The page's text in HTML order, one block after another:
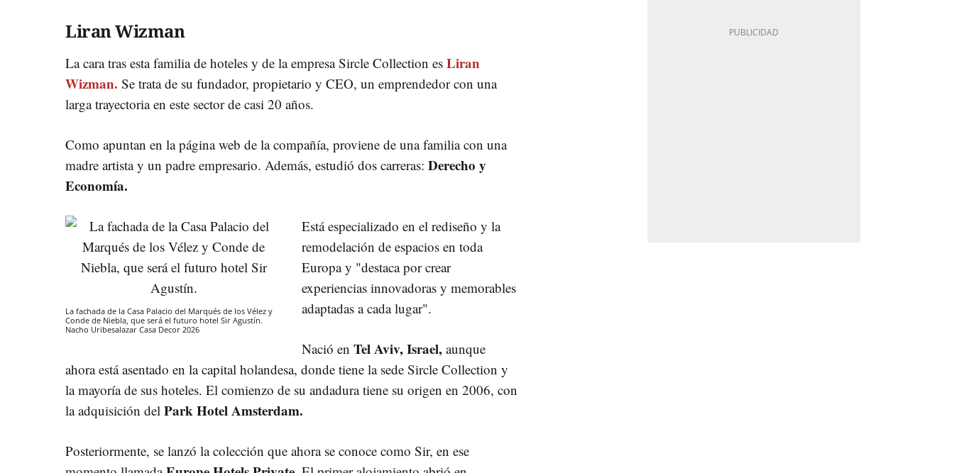
Liran Wizman
La cara tras esta familia de hoteles y de la empresa Sircle Collection es Liran
Wizman. Se trata de su fundador, propietario y CEO, un emprendedor con una
larga trayectoria en este sector de casi 20 años.
Como apuntan en la página web de la compañía, proviene de una familia con una
madre artista y un padre empresario. Además, estudió dos carreras: Derecho y
Economía.
La fachada de la Casa Palacio del Marqués de los Vélez y
Conde de Niebla, que será el futuro hotel Sir Agustín.
Nacho Uribesalazar Casa Decor 2026
Está especializado en el rediseño y la
remodelación de espacios en toda
Europa y "destaca por crear
experiencias innovadoras y memorables
adaptadas a cada lugar".
Nació enTel Aviv, Israel, aunque
ahora está asentado en la capital holandesa, donde tiene la sede Sircle Collection y
la mayoría de sus hoteles. El comienzo de su andadura tiene su origen en 2006, con
la adquisición del Park Hotel Amsterdam.
Posteriormente, se lanzó la colección que ahora se conoce como Sir, en ese